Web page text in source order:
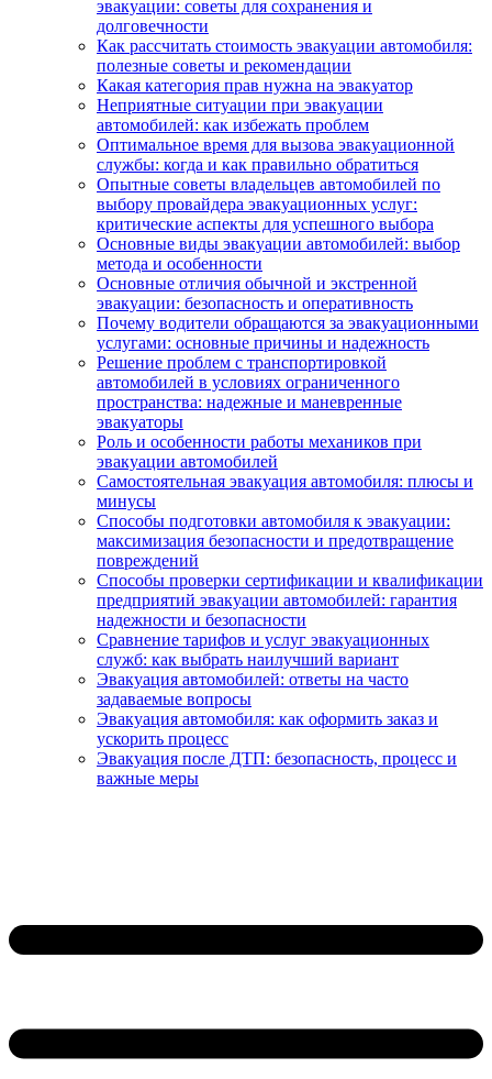
эвакуации: советы для сохранения и
долговечности
Как рассчитать стоимость эвакуации автомобиля:
полезные советы и рекомендации
Какая категория прав нужна на эвакуатор
Неприятные ситуации при эвакуации
автомобилей: как избежать проблем
Оптимальное время для вызова эвакуационной
службы: когда и как правильно обратиться
Опытные советы владельцев автомобилей по
выбору провайдера эвакуационных услуг:
критические аспекты для успешного выбора
Основные виды эвакуации автомобилей: выбор
метода и особенности
Основные отличия обычной и экстренной
эвакуации: безопасность и оперативность
Почему водители обращаются за эвакуационными
услугами: основные причины и надежность
Решение проблем с транспортировкой
автомобилей в условиях ограниченного
пространства: надежные и маневренные
эвакуаторы
Роль и особенности работы механиков при
эвакуации автомобилей
Самостоятельная эвакуация автомобиля: плюсы и
минусы
Способы подготовки автомобиля к эвакуации:
максимизация безопасности и предотвращение
повреждений
Способы проверки сертификации и квалификации
предприятий эвакуации автомобилей: гарантия
надежности и безопасности
Сравнение тарифов и услуг эвакуационных
служб: как выбрать наилучший вариант
Эвакуация автомобилей: ответы на часто
задаваемые вопросы
Эвакуация автомобиля: как оформить заказ и
ускорить процесс
Эвакуация после ДТП: безопасность, процесс и
важные меры